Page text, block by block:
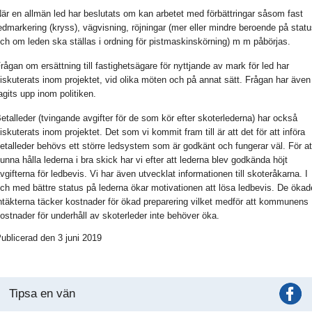
en allmän led har beslutats om kan arbetet med förbättringar såsom fast
(kryss), vägvisning, röjningar (mer eller mindre beroende på
om leden ska ställas i ordning för pistmaskinskörning) m m påbörjas.
om ersättning till fastighetsägare för nyttjande av mark för led har
inom projektet, vid olika möten och på annat sätt. Frågan har även
upp inom politiken.
(tvingande avgifter för de som kör efter skoterlederna) har också
inom projektet. Det som vi kommit fram till är att det för att införa
behövs ett större ledsystem som är godkänt och fungerar väl. För
hålla lederna i bra skick har vi efter att lederna blev godkända höjt
för ledbevis. Vi har även utvecklat informationen till skoteråkarna. I
med bättre status på lederna ökar motivationen att lösa ledbevis. De
täcker kostnader för ökad preparering vilket medför att kommunens
för underhåll av skoterleder inte behöver öka.
den 3 juni 2019
Tipsa en vän